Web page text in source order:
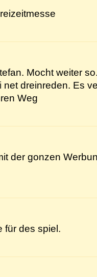
Mocht weiter
dreinreden. Es
Weg
der gonzen
für des spiel.